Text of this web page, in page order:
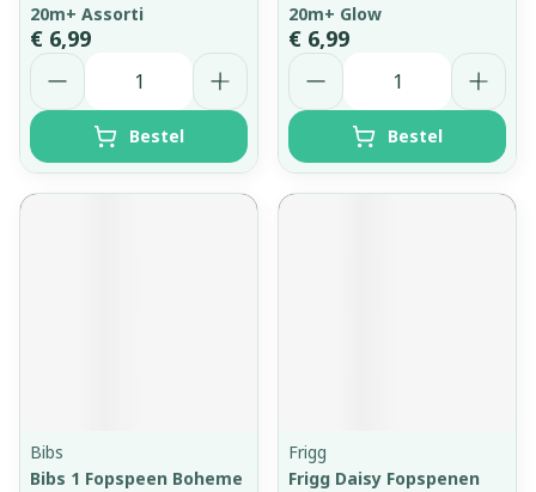
20m+ Assorti
€ 6,99
Aantal
Bestel
20m+ Glow
€ 6,99
Aantal
Bestel
Bibs
Bibs 1 Fopspeen Boheme
Frigg
Frigg Daisy Fopspenen